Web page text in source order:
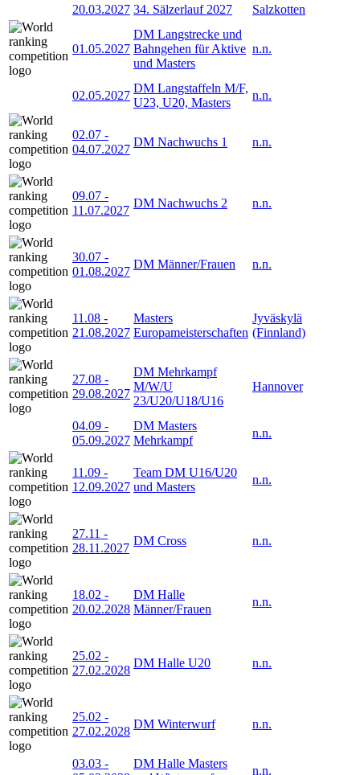
20.03.2027 34. Sälzerlauf 2027 Salzkotten
01.05.2027
DM Langstrecke und
Bahngehen für Aktive
und Masters
n.n.
02.05.2027
DM Langstaffeln M/F,
U23, U20, Masters
n.n.
02.07 -
04.07.2027
DM Nachwuchs 1 n.n.
09.07 -
11.07.2027
DM Nachwuchs 2 n.n.
30.07 -
01.08.2027
DM Männer/Frauen n.n.
11.08 -
21.08.2027
Masters
Europameisterschaften
Jyväskylä
(Finnland)
27.08 -
29.08.2027
DM Mehrkampf
M/W/U
23/U20/U18/U16
Hannover
04.09 -
05.09.2027
DM Masters
Mehrkampf
n.n.
11.09 -
12.09.2027
Team DM U16/U20
und Masters
n.n.
27.11 -
28.11.2027
DM Cross n.n.
18.02 -
20.02.2028
DM Halle
Männer/Frauen
n.n.
25.02 -
27.02.2028
DM Halle U20 n.n.
25.02 -
27.02.2028
DM Winterwurf n.n.
03.03 -
DM Halle Masters
n.n.